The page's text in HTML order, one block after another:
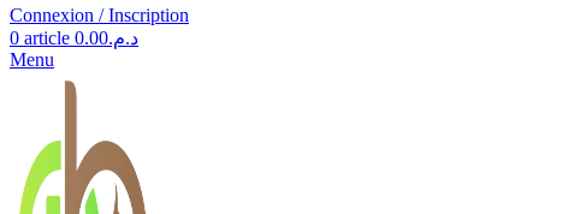
Connexion / Inscription
0 article د.م.0.00
Menu